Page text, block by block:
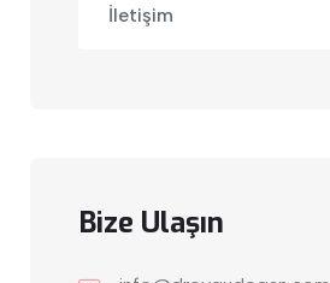
İletişim
Bize Ulaşın